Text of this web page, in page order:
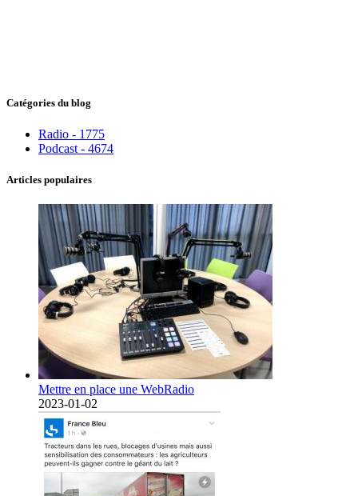
Catégories du blog
Radio - 1775
Podcast - 4674
Articles populaires
Mettre en place une WebRadio
2023-01-02